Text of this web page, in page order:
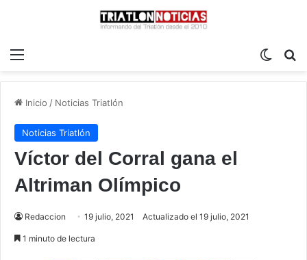
Inicio / Noticias Triatlón
Noticias Triatlón
Víctor del Corral gana el
Altriman Olímpico
Redaccion 19 julio, 2021 Actualizado el 19 julio, 2021
1 minuto de lectura